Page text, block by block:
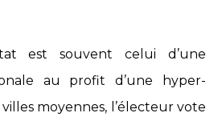
est souvent celui d’une
au profit d’une hyper-
moyennes, l’électeur vote